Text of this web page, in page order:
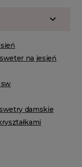
sweter na jesień
damskie